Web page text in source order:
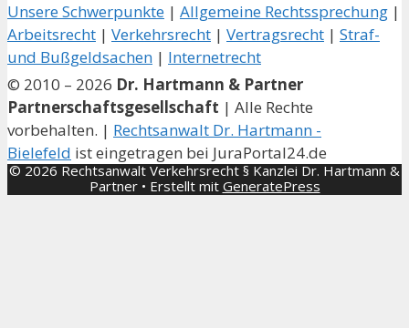
Unsere Schwerpunkte | Allgemeine Rechtssprechung |
Arbeitsrecht | Verkehrsrecht | Vertragsrecht | Straf-
und Bußgeldsachen | Internetrecht
© 2010 – 2026 Dr. Hartmann & Partner
Partnerschaftsgesellschaft | Alle Rechte
vorbehalten. | Rechtsanwalt Dr. Hartmann -
Bielefeld ist eingetragen bei JuraPortal24.de
© 2026 Rechtsanwalt Verkehrsrecht § Kanzlei Dr. Hartmann &
Partner• Erstellt mit GeneratePress